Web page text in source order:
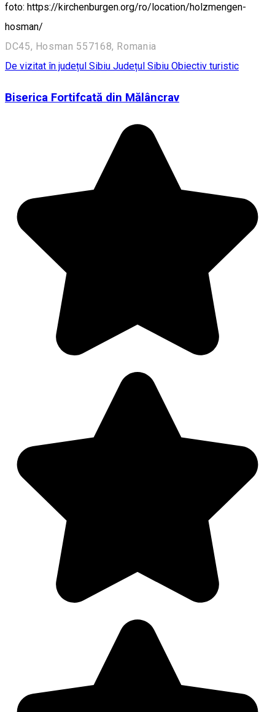
foto: https://kirchenburgen.org/ro/location/holzmengen-
hosman/
DC45, Hosman 557168, Romania
De vizitat în județul Sibiu Județul Sibiu Obiectiv turistic
Biserica Fortifcată din Mălâncrav